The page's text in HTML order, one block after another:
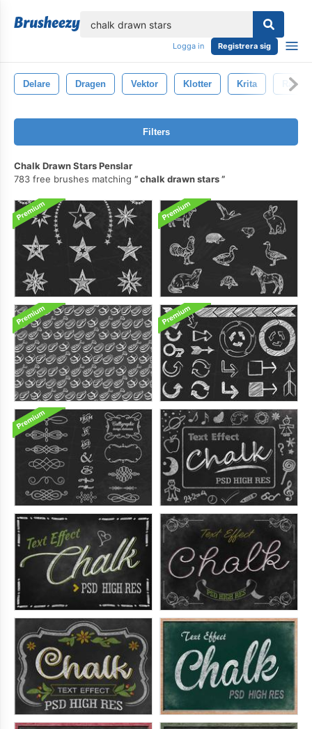
Logga in Registrera sig
Delare Dragen Vektor Klotter Krita Ramar
Filters
Chalk Drawn Stars Penslar
783 free brushes matching
chalk drawn stars